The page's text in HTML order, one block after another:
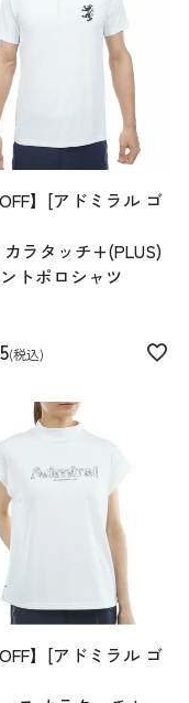
OFF】[アドミラル ゴ
カラタッチ+(PLUS)
トポロシャツ
税込
OFF】[アドミラル ゴ